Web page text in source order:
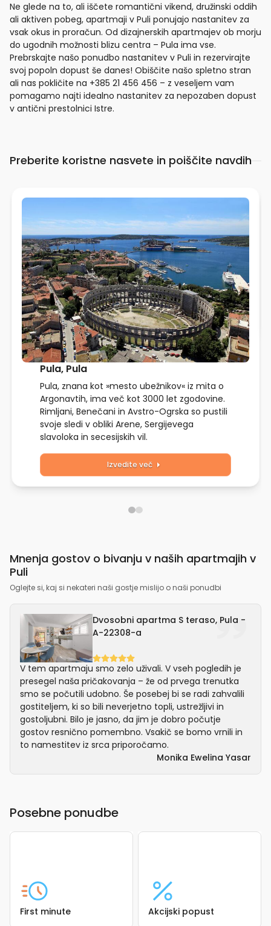
Ne glede na to, ali iščete romantični vikend, družinski oddih
ali aktiven pobeg, apartmaji v Puli ponujajo nastanitev za
vsak okus in proračun. Od dizajnerskih apartmajev ob morju
do ugodnih možnosti blizu centra – Pula ima vse.
Prebrskajte našo ponudbo nastanitev v Puli in rezervirajte
svoj popoln dopust še danes! Obiščite našo spletno stran
ali nas pokličite na +385 21 456 456 – z veseljem vam
pomagamo najti idealno nastanitev za nepozaben dopust
v antični prestolnici Istre.
Preberite koristne nasvete in poiščite navdih
Pula, Pula
Pula, znana kot »mesto ubežnikov« iz mita o
Argonavtih, ima več kot 3000 let zgodovine.
Rimljani, Benečani in Avstro-Ogrska so pustili
svoje sledi v obliki Arene, Sergijevega
slavoloka in secesijskih vil.
Izvedite več
Mnenja gostov o bivanju v naših apartmajih v
Puli
Oglejte si, kaj si nekateri naši gostje mislijo o naši ponudbi
Dvosobni apartma S teraso, Pula -
A-22308-a
V tem apartmaju smo zelo uživali. V vseh pogledih je
presegel naša pričakovanja – že od prvega trenutka
smo se počutili udobno. Še posebej bi se radi zahvalili
gostiteljem, ki so bili neverjetno topli, ustrežljivi in
gostoljubni. Bilo je jasno, da jim je dobro počutje
gostov resnično pomembno. Vsakič se bomo vrnili in
to namestitev iz srca priporočamo.
Monika Ewelina Yasar
Posebne ponudbe
First minute Akcijski popust